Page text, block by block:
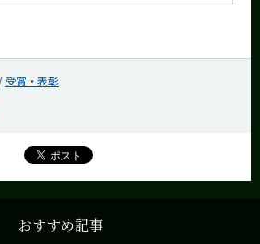
受賞・表彰
おすすめ記事